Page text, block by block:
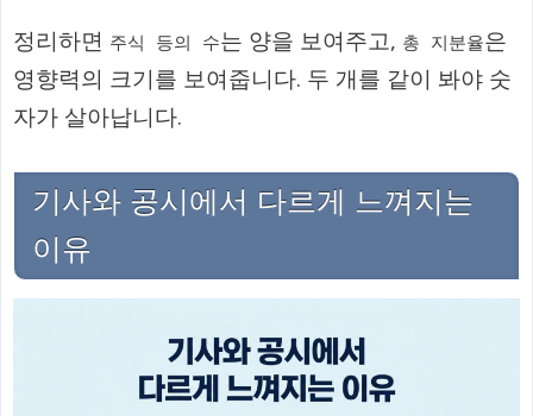
정리하면 주식 등의 수는 양을 보여주고, 총 지분율은
영향력의 크기를 보여줍니다. 두 개를 같이 봐야 숫
자가 살아납니다.
기사와 공시에서 다르게 느껴지는
이유